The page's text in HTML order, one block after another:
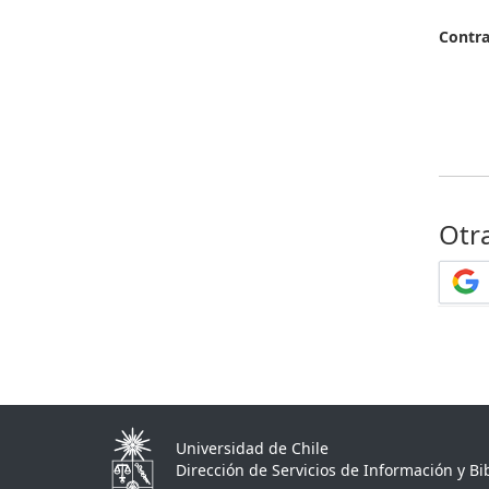
Universidad de Chile
Dirección de Servicios de Información y